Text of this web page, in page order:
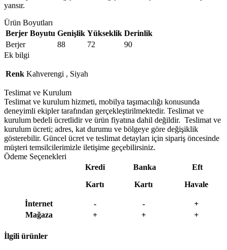
yansır.
Ürün Boyutları
Berjer Boyutu Genişlik Yükseklik Derinlik
Berjer
88 72
90
Ek bilgi
Renk Kahverengi , Siyah
Teslimat ve Kurulum
Teslimat ve kurulum hizmeti, mobilya taşımacılığı konusunda
deneyimli ekipler tarafından gerçekleştirilmektedir. Teslimat ve
kurulum bedeli ücretlidir ve ürün fiyatına dahil değildir. ‎ Teslimat ve
kurulum ücreti; adres, kat durumu ve bölgeye göre değişiklik
gösterebilir. Güncel ücret ve teslimat detayları için sipariş öncesinde
müşteri temsilcilerimizle iletişime geçebilirsiniz.
Ödeme Seçenekleri
Kredi
Kartı
Banka
Kartı
Eft
Havale
İnternet - -
+
Mağaza
+ + +
İlgili ürünler